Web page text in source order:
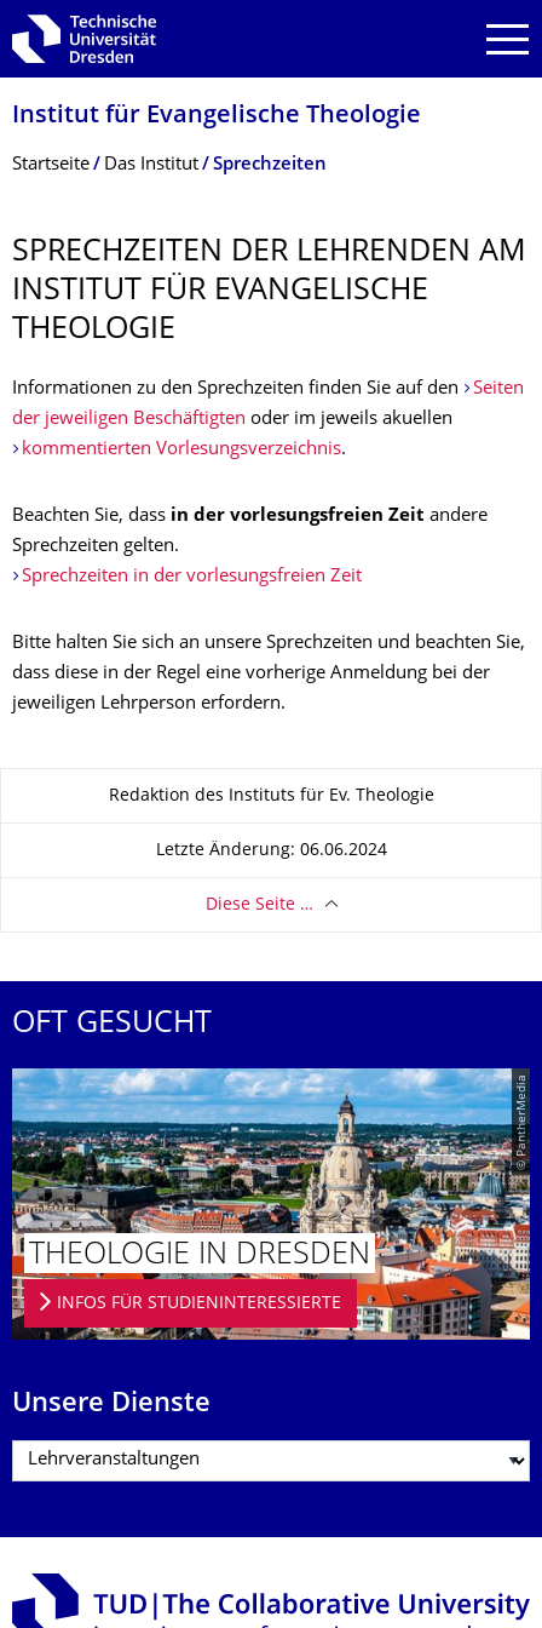
Zur Hauptnavigation springen
Zur Suche springen
Zum Inhalt springen
Institut für Evangelische Theologie
Breadcrumb-Menü
Startseite Das Institut Sprechzeiten
SPRECHZEITEN DER LEHRENDEN AM
INSTITUT FÜR EVANGELISCHE
THEOLOGIE
Informationen zu den Sprechzeiten finden Sie auf den
Seiten
der jeweiligen Beschäftigten oder im jeweils akuellen
kommentierten Vorlesungsverzeichnis.
Beachten Sie, dass in der vorlesungsfreien Zeit andere
Sprechzeiten gelten.
Sprechzeiten in der vorlesungsfreien Zeit
Bitte halten Sie sich an unsere Sprechzeiten und beachten Sie,
dass diese in der Regel eine vorherige Anmeldung bei der
jeweiligen Lehrperson erfordern.
Zu dieser SeiteRedaktion des Instituts für Ev. Theologie
Letzte Änderung: 06.06.2024
Diese Seite …
OFT GESUCHT
© PantherMedia
THEOLOGIE IN DRESDEN
INFOS FÜR STUDIENINTERESSIERTE
Unsere Dienste